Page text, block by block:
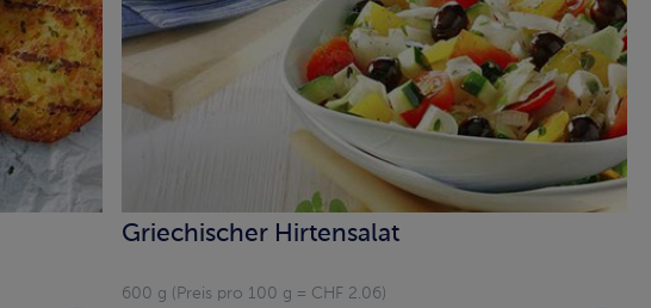
Griechischer Hirtensalat
600 g (Preis pro 100 g = CHF 2.06)